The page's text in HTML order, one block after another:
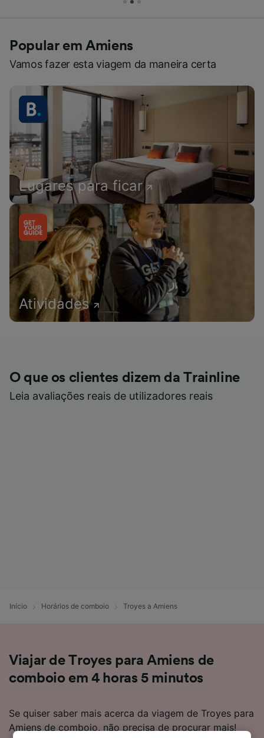
Popular em Amiens
Vamos fazer esta viagem da maneira certa
Lugares para ficar
Atividades
O que os clientes dizem da Trainline
Leia avaliações reais de utilizadores reais
Início Horários de comboio Troyes a Amiens
Viajar de Troyes para Amiens de
comboio em 4 horas 5 minutos
Se quiser saber mais acerca da viagem de Troyes para
Amiens de comboio, não precisa de procurar mais!